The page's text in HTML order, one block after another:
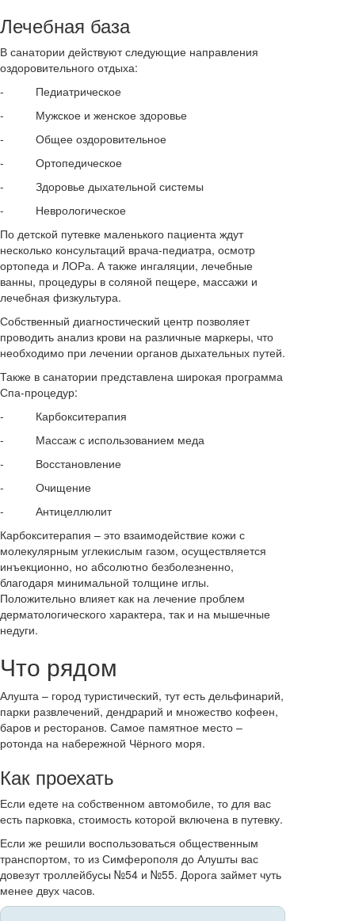
Лечебная база
В санатории действуют следующие направления
оздоровительного отдыха:
- Педиатрическое
- Мужское и женское здоровье
- Общее оздоровительное
- Ортопедическое
- Здоровье дыхательной системы
- Неврологическое
По детской путевке маленького пациента ждут
несколько консультаций врача-педиатра, осмотр
ортопеда и ЛОРа. А также ингаляции, лечебные
ванны, процедуры в соляной пещере, массажи и
лечебная физкультура.
Собственный диагностический центр позволяет
проводить анализ крови на различные маркеры, что
необходимо при лечении органов дыхательных путей.
Также в санатории представлена широкая программа
Спа-процедур:
- Карбокситерапия
- Массаж с использованием меда
- Восстановление
- Очищение
- Антицеллюлит
Карбокситерапия – это взаимодействие кожи с
молекулярным углекислым газом, осуществляется
инъекционно, но абсолютно безболезненно,
благодаря минимальной толщине иглы.
Положительно влияет как на лечение проблем
дерматологического характера, так и на мышечные
недуги.
Что рядом
Алушта – город туристический, тут есть дельфинарий,
парки развлечений, дендрарий и множество кофеен,
баров и ресторанов. Самое памятное место –
ротонда на набережной Чёрного моря.
Как проехать
Если едете на собственном автомобиле, то для вас
есть парковка, стоимость которой включена в путевку.
Если же решили воспользоваться общественным
транспортом, то из Симферополя до Алушты вас
довезут троллейбусы №54 и №55. Дорога займет чуть
менее двух часов.